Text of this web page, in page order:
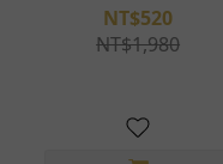
天然無處理 不鏽鋼項鍊
S26AG30-17
NT$520
NT$1,980